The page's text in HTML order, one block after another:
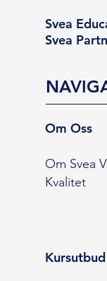
Svea
Svea
Om Oss
Om Svea
Kvalitet
Kursutbud